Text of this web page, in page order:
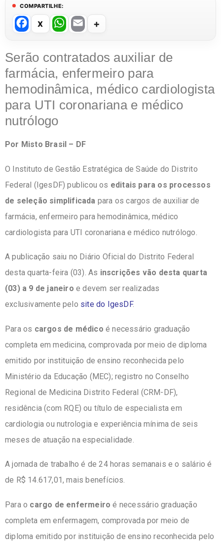
COMPARTILHE:
F
c
e
b
o
o
W
at
s
A
p
p
E
ail
Serão contratados auxiliar de
farmácia, enfermeiro para
hemodinâmica, médico cardiologista
para UTI coronariana e médico
nutrólogo
Por Misto Brasil – DF
O Instituto de Gestão Estratégica de Saúde do Distrito
Federal (IgesDF) publicou os editais para os processos
de seleção simplificada para os cargos de auxiliar de
farmácia, enfermeiro para hemodinâmica, médico
cardiologista para UTI coronariana e médico nutrólogo.
A publicação saiu no Diário Oficial do Distrito Federal
desta quarta-feira (03). As inscrições vão desta quarta
(03) a 9 de janeiro e devem ser realizadas
exclusivamente pelo site do IgesDF.
Para os cargos de médico é necessário graduação
completa em medicina, comprovada por meio de diploma
emitido por instituição de ensino reconhecida pelo
Ministério da Educação (MEC); registro no Conselho
Regional de Medicina Distrito Federal (CRM-DF),
residência (com RQE) ou título de especialista em
cardiologia ou nutrologia e experiência mínima de seis
meses de atuação na especialidade.
A jornada de trabalho é de 24 horas semanais e o salário é
de R$ 14.617,01, mais benefícios.
Para o cargo de enfermeiro é necessário graduação
completa em enfermagem, comprovada por meio de
diploma emitido por instituição de ensino reconhecida pelo